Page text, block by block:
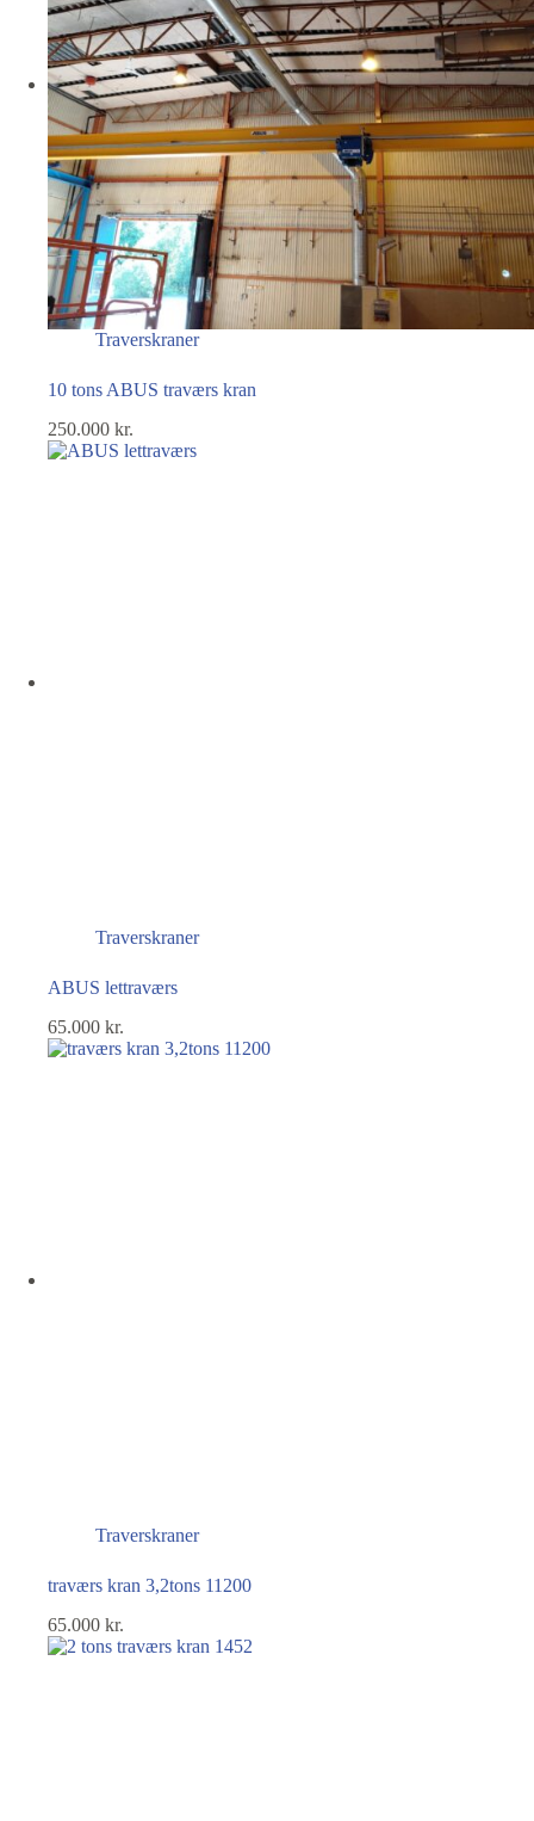
Traverskraner
10 tons ABUS traværs kran
250.000 kr.
Traverskraner
ABUS lettraværs
65.000 kr.
Traverskraner
traværs kran 3,2tons 11200
65.000 kr.